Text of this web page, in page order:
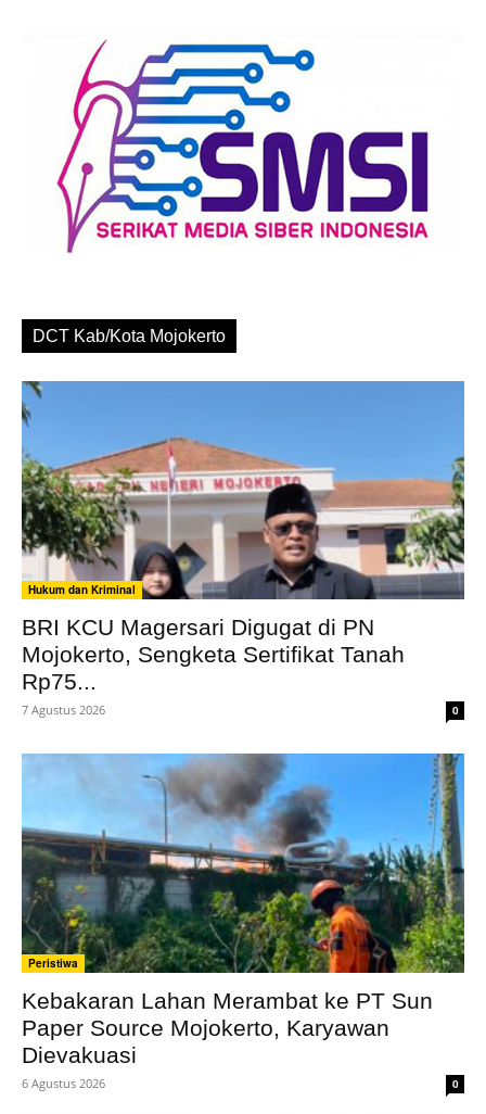
DCT Kab/Kota Mojokerto
Hukum dan Kriminal
BRI KCU Magersari Digugat di PN
Mojokerto, Sengketa Sertifikat Tanah
Rp75...
7 Agustus 2026 0
Peristiwa
Kebakaran Lahan Merambat ke PT Sun
Paper Source Mojokerto, Karyawan
Dievakuasi
6 Agustus 2026 0